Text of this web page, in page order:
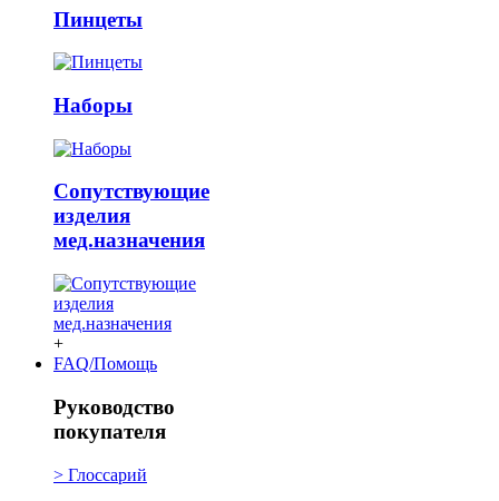
Пинцеты
Наборы
Сопутствующие
изделия
мед.назначения
+
FAQ/Помощь
Руководство
покупателя
> Глоссарий